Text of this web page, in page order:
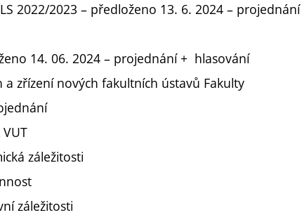
2022/2023 – předloženo 13. 6. 2024 – projednání
14. 06. 2024 – projednání + hlasování
a zřízení nových fakultních ústavů Fakulty
záležitosti
záležitosti